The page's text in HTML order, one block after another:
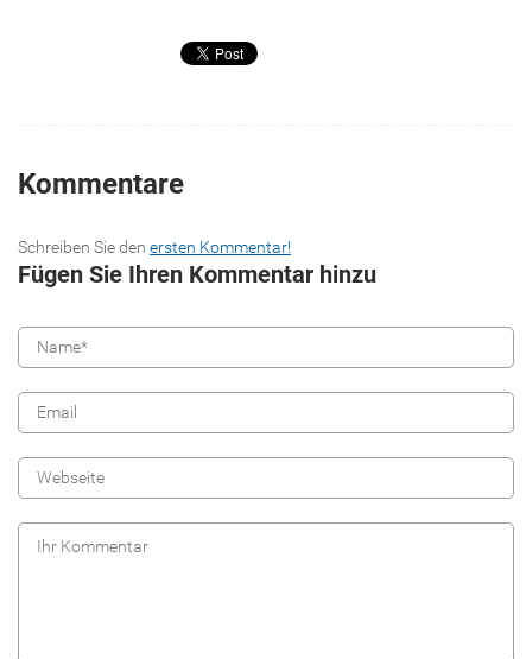
Kommentare
Schreiben Sie den ersten Kommentar!
Fügen Sie Ihren Kommentar hinzu